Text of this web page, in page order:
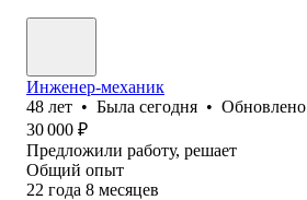
Инженер-механик
48 лет • Была сегодня • Обновлено
30 000 ₽
Предложили работу, решает
Общий опыт
22 года 8 месяцев